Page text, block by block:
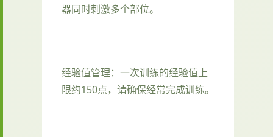
器同时刺激多个部位。
经验值管理：一次训练的经验值上
限约150点，请确保经常完成训练。